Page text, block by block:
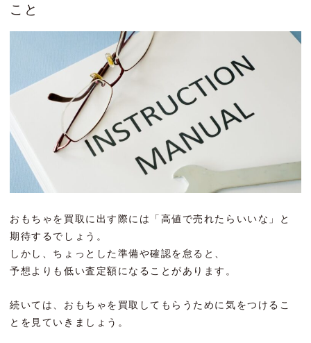
こと
おもちゃを買取に出す際には「高値で売れたらいいな」と
期待するでしょう。
しかし、ちょっとした準備や確認を怠ると、
予想よりも低い査定額になることがあります。
続いては、おもちゃを買取してもらうために気をつけるこ
とを見ていきましょう。